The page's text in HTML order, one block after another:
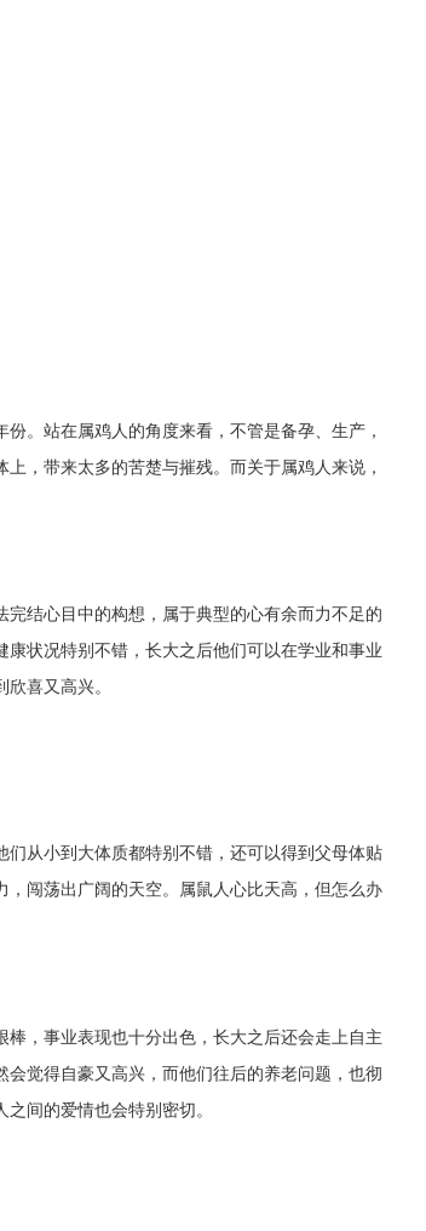
。站在属鸡人的角度来看，不管是备孕、生产，
，带来太多的苦楚与摧残。而关于属鸡人来说，
结心目中的构想，属于典型的心有余而力不足的
状况特别不错，长大之后他们可以在学业和事业
喜又高兴。
从小到大体质都特别不错，还可以得到父母体贴
闯荡出广阔的天空。属鼠人心比天高，但怎么办
，事业表现也十分出色，长大之后还会走上自主
觉得自豪又高兴，而他们往后的养老问题，也彻
间的爱情也会特别密切。